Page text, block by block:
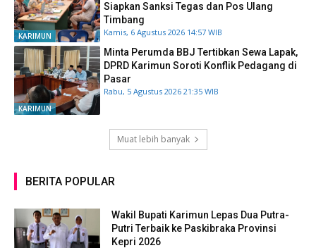
KARIMUN
Siapkan Sanksi Tegas dan Pos Ulang
Timbang
Kamis, 6 Agustus 2026 14:57 WIB
KARIMUN
Minta Perumda BBJ Tertibkan Sewa Lapak,
DPRD Karimun Soroti Konflik Pedagang di
Pasar
Rabu, 5 Agustus 2026 21:35 WIB
Muat lebih banyak
BERITA POPULAR
Wakil Bupati Karimun Lepas Dua Putra-
Putri Terbaik ke Paskibraka Provinsi
Kepri 2026